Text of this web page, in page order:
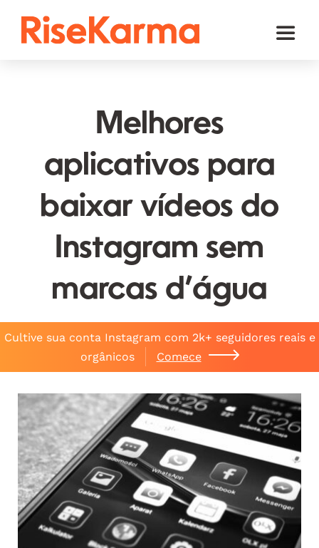
Toggle
YouTube
Twitter (𝕏)
Outros
Melhores
aplicativos para
baixar vídeos do
Instagram sem
marcas d’água
Cultive sua conta Instagram com 2k+ seguidores reais e
orgânicos
Comece